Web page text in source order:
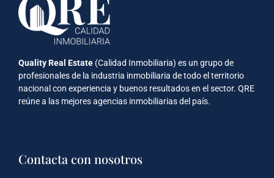
Quality Real Estate (Calidad Inmobiliaria) es un grupo de
profesionales de la industria inmobiliaria de todo el territorio
nacional con experiencia y buenos resultados en el sector. QRE
reúne a las mejores agencias inmobiliarias del país.
Contacta con nosotros